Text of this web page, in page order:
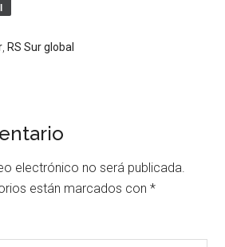
RS Sur global
electrónico no será publicada.
están marcados con*